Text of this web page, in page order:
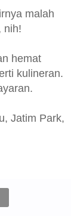
malah
nih!
hemat
kulineran.
Jatim Park,